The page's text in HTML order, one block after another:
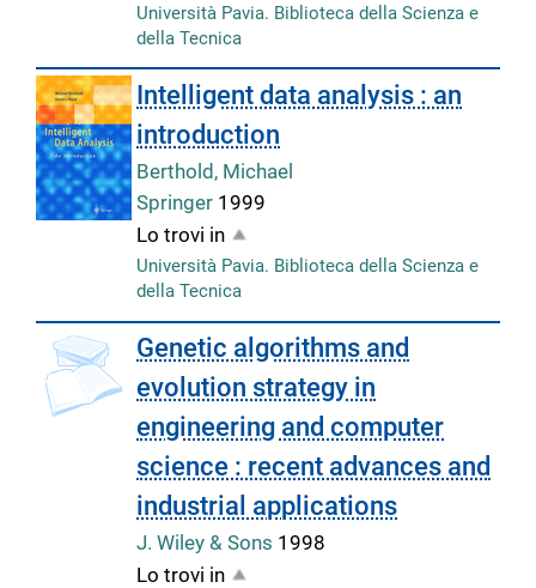
Università Pavia. Biblioteca della Scienza e
della Tecnica
Intelligent data analysis : an
introduction
Berthold, Michael
Springer 1999
Lo trovi in
Università Pavia. Biblioteca della Scienza e
della Tecnica
Genetic algorithms and
evolution strategy in
engineering and computer
science : recent advances and
industrial applications
J. Wiley & Sons 1998
Lo trovi in